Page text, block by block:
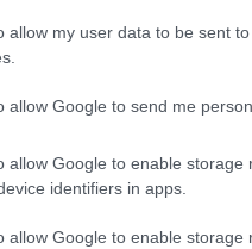
allow my user data to be sent
allow Google to send me
allow Google to enable
identifiers in apps.
allow Google to enable